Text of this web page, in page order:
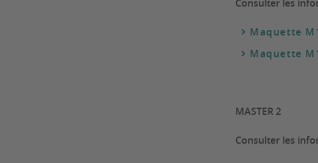
Consulter les
Maquette
Maquette
MASTER 2
Consulter les